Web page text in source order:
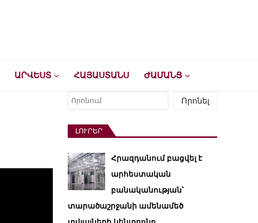
ԱՐՎԵՍՏ ՀԱՅԱՍՏԱՆՍ ԺԱՄԱՆՑ
Որոնել
Որոնել
ԼՈՒՐԵՐ
Հրազդանում բացվել է
արհեստական ​​
բանականության՝
տարածաշրջանի ամենամեծ